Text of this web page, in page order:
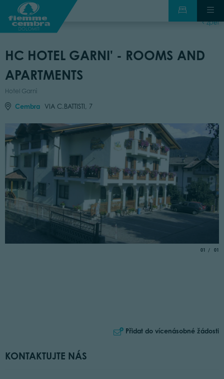
zpět
HC HOTEL GARNI' - ROOMS AND
APARTMENTS
Hotel Garnì
Cembra VIA C.BATTISTI, 7
01 of
01
Přidat do vícenásobné žádosti
KONTAKTUJTE NÁS